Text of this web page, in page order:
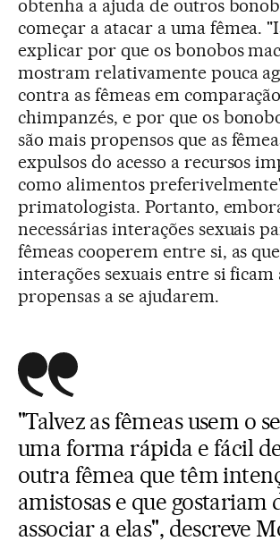
obtenha a ajuda de outros
começar a atacar a uma fêmea.
explicar por que os bonobos
mostram relativamente pouca
contra as fêmeas em
chimpanzés, e por que os
são mais propensos que as
expulsos do acesso a recursos
como alimentos
primatologista. Portanto,
necessárias interações sexuais
fêmeas cooperem entre si, as
interações sexuais entre si
propensas a se ajudarem.
"Talvez as fêmeas usem o
uma forma rápida e fácil
outra fêmea que têm
amistosas e que gostariam
associar a elas", descreve